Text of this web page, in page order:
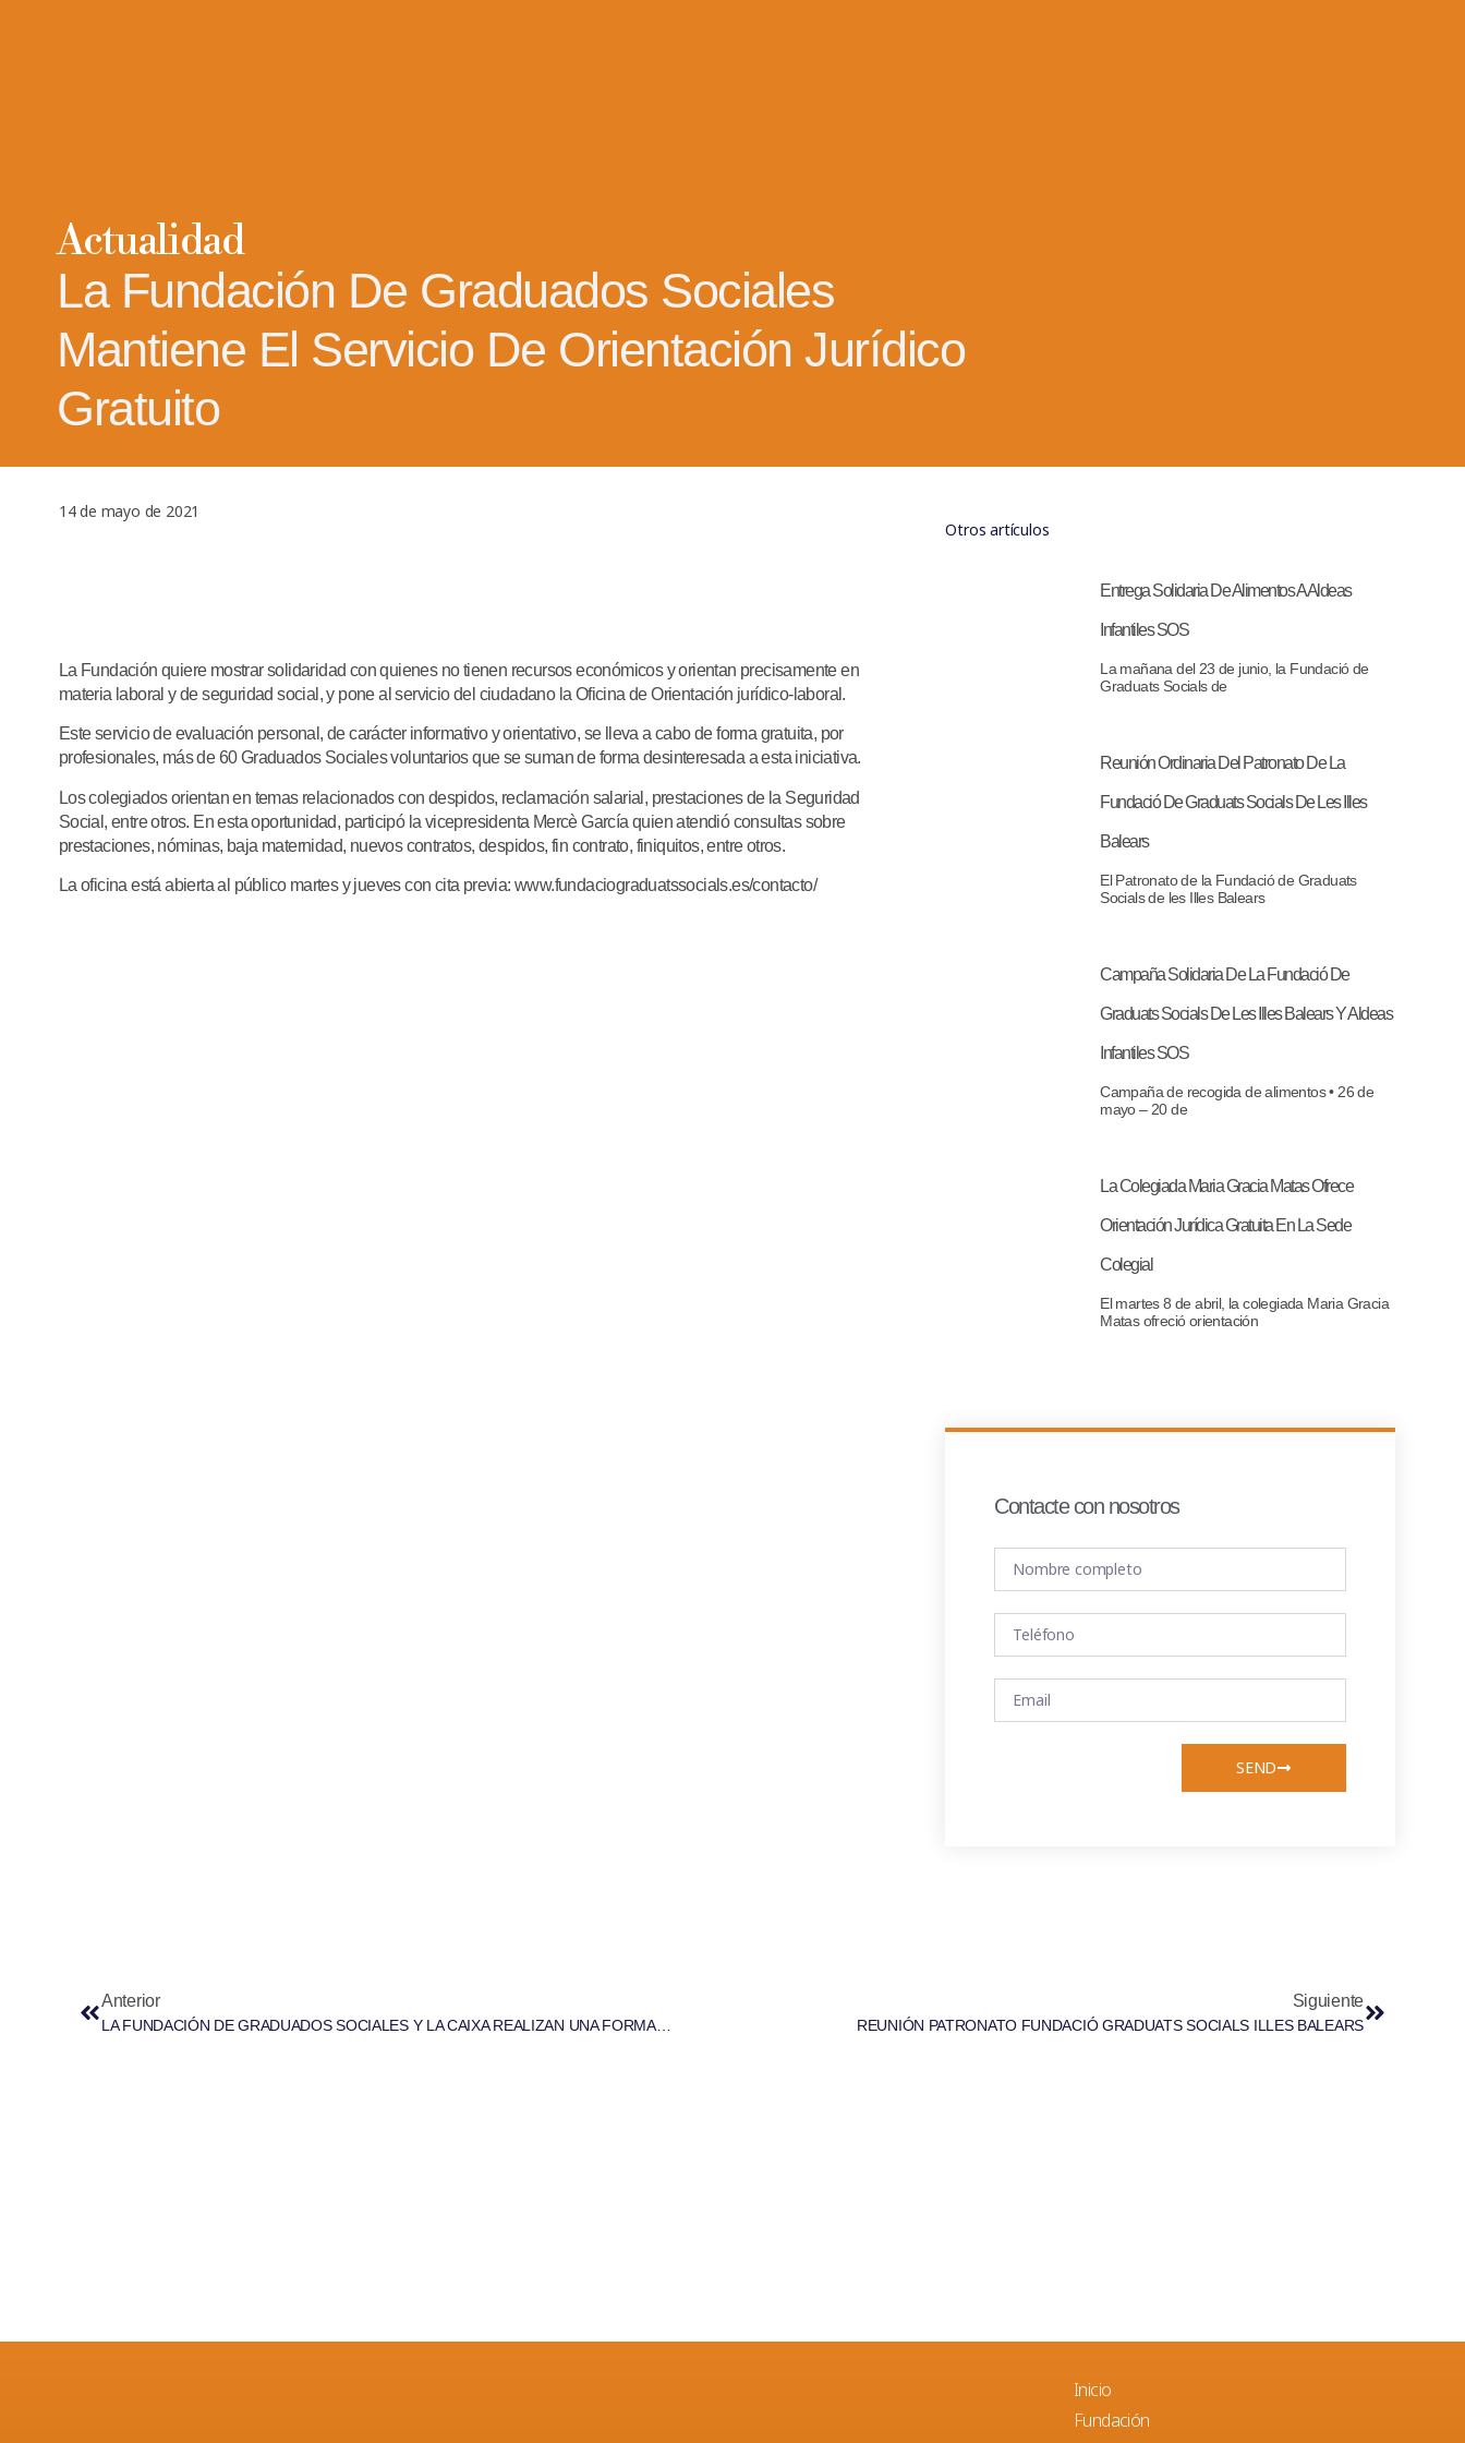
Actualidad
La Fundación De Graduados Sociales
Mantiene El Servicio De Orientación Jurídico
Gratuito
14 de mayo de 2021
La Fundación quiere mostrar solidaridad con quienes no tienen recursos económicos y orientan precisamente en
materia laboral y de seguridad social, y pone al servicio del ciudadano la Oficina de Orientación jurídico-laboral.
Este servicio de evaluación personal, de carácter informativo y orientativo, se lleva a cabo de forma gratuita, por
profesionales, más de 60 Graduados Sociales voluntarios que se suman de forma desinteresada a esta iniciativa.
Los colegiados orientan en temas relacionados con despidos, reclamación salarial, prestaciones de la Seguridad
Social, entre otros. En esta oportunidad, participó la vicepresidenta Mercè García quien atendió consultas sobre
prestaciones, nóminas, baja maternidad, nuevos contratos, despidos, fin contrato, finiquitos, entre otros.
La oficina está abierta al público martes y jueves con cita previa: www.fundaciograduatssocials.es/contacto/
Otros artículos
Entrega Solidaria De Alimentos A Aldeas
Infantiles SOS
La mañana del 23 de junio, la Fundació de
Graduats Socials de
Reunión Ordinaria Del Patronato De La
Fundació De Graduats Socials De Les Illes
Balears
El Patronato de la Fundació de Graduats
Socials de les Illes Balears
Campaña Solidaria De La Fundació De
Graduats Socials De Les Illes Balears Y Aldeas
Infantiles SOS
Campaña de recogida de alimentos • 26 de
mayo – 20 de
La Colegiada Maria Gracia Matas Ofrece
Orientación Jurídica Gratuita En La Sede
Colegial
El martes 8 de abril, la colegiada Maria Gracia
Matas ofreció orientación
Contacte con nosotros
SEND
Anterior
LA FUNDACIÓN DE GRADUADOS SOCIALES Y LA CAIXA REALIZAN UNA FORMACIÓN EN NORMATIVA LABORAL PARA TÉCNICOS DE INSERCIÓN DE ENTIDADES SOCIALES
Siguiente
REUNIÓN PATRONATO FUNDACIÓ GRADUATS SOCIALS ILLES BALEARS
Inicio
Fundación